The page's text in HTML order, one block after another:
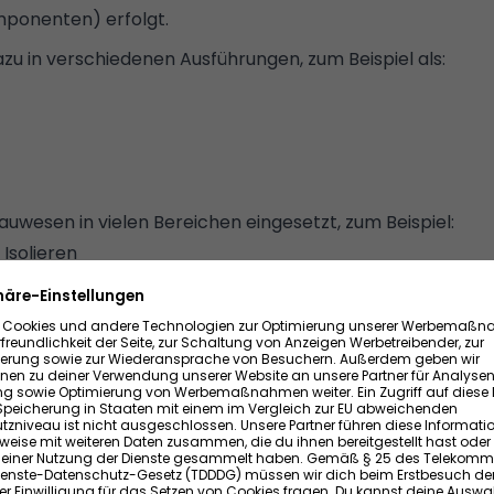
erfolgt.
in verschiedenen Ausführungen, zum Beispiel als:
in vielen Bereichen eingesetzt, zum Beispiel:
Ausschäumen von Fenster- und Türrahmen, sowie
von Hohlräumen, zum Beispiel von Rolladenkästen,
Bauschaum schnell vergrößert, quillt er oft aus den
und wird hart (besonders 2K-PU-Schaum). Wer den
den Bauschaum später mechanisch entfernen.